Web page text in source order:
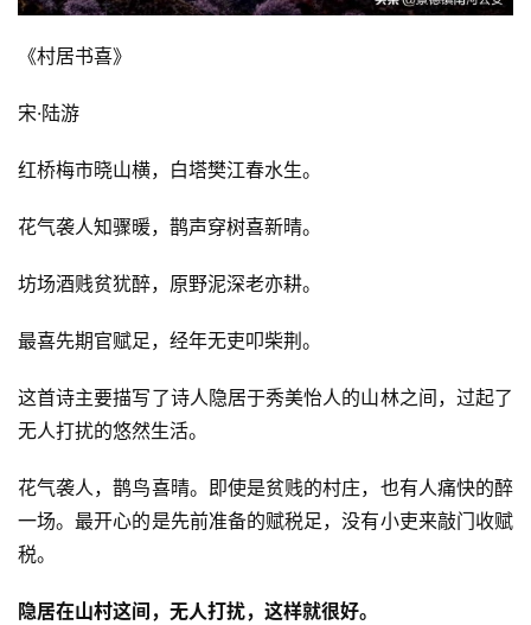
《村居书喜》
宋·陆游
红桥梅市晓山横，白塔樊江春水生。
花气袭人知骤暖，鹊声穿树喜新晴。
坊场酒贱贫犹醉，原野泥深老亦耕。
最喜先期官赋足，经年无吏叩柴荆。
这首诗主要描写了诗人隐居于秀美怡人的山林之间，过起了
无人打扰的悠然生活。
花气袭人，鹊鸟喜晴。即使是贫贱的村庄，也有人痛快的醉
一场。最开心的是先前准备的赋税足，没有小吏来敲门收赋
税。
隐居在山村这间，无人打扰，这样就很好。